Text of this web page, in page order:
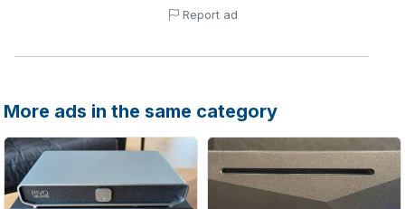
Report ad
More ads in the same category